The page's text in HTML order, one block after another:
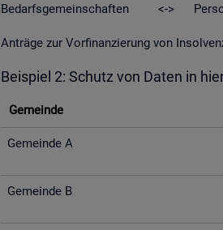
Be­darfs­ge­mein­schaf­ten <->
An­trä­ge zur Vor­fi­nan­zie­rung von
Bei­spiel 2: Schutz von Daten in
Ge­mein­de
Ge­mein­de A
Ge­mein­de B